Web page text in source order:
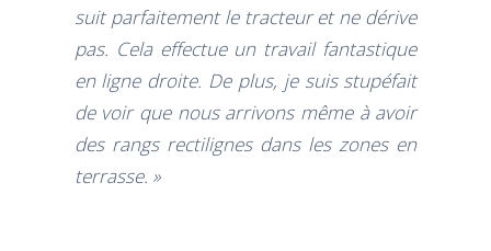
suit parfaitement le tracteur et ne dérive
pas. Cela effectue un travail fantastique
en ligne droite. De plus, je suis stupéfait
de voir que nous arrivons même à avoir
des rangs rectilignes dans les zones en
terrasse. »